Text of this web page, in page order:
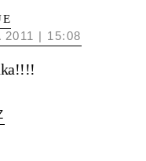
2011 | 15:08